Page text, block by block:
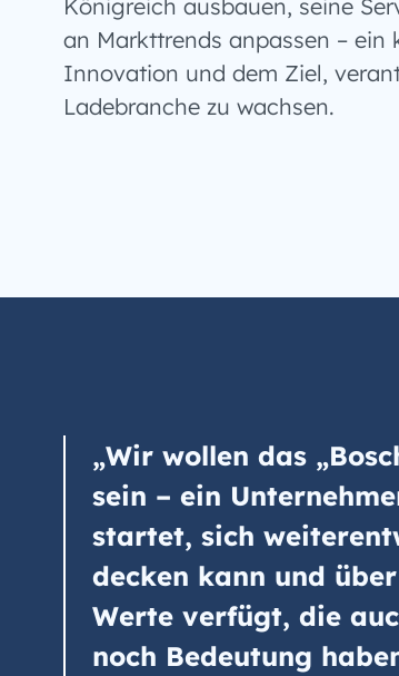
Königreich ausbauen, seine
an Markttrends anpassen – ein
Innovation und dem Ziel,
Ladebranche zu wachsen.
„Wir wollen das
sein – ein
startet, sich
decken kann und
Werte verfügt, die
noch Bedeutung